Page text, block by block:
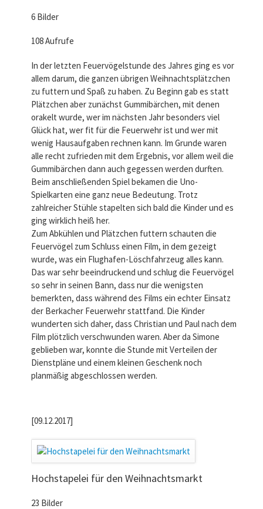
6 Bilder
108 Aufrufe
In der letzten Feuervögelstunde des Jahres ging es vor
allem darum, die ganzen übrigen Weihnachtsplätzchen
zu futtern und Spaß zu haben. Zu Beginn gab es statt
Plätzchen aber zunächst Gummibärchen, mit denen
orakelt wurde, wer im nächsten Jahr besonders viel
Glück hat, wer fit für die Feuerwehr ist und wer mit
wenig Hausaufgaben rechnen kann. Im Grunde waren
alle recht zufrieden mit dem Ergebnis, vor allem weil die
Gummibärchen dann auch gegessen werden durften.
Beim anschließenden Spiel bekamen die Uno-
Spielkarten eine ganz neue Bedeutung. Trotz
zahlreicher Stühle stapelten sich bald die Kinder und es
ging wirklich heiß her.
Zum Abkühlen und Plätzchen futtern schauten die
Feuervögel zum Schluss einen Film, in dem gezeigt
wurde, was ein Flughafen-Löschfahrzeug alles kann.
Das war sehr beeindruckend und schlug die Feuervögel
so sehr in seinen Bann, dass nur die wenigsten
bemerkten, dass während des Films ein echter Einsatz
der Berkacher Feuerwehr stattfand. Die Kinder
wunderten sich daher, dass Christian und Paul nach dem
Film plötzlich verschwunden waren. Aber da Simone
geblieben war, konnte die Stunde mit Verteilen der
Dienstpläne und einem kleinen Geschenk noch
planmäßig abgeschlossen werden.
[09.12.2017]
Hochstapelei für den Weihnachtsmarkt
23 Bilder